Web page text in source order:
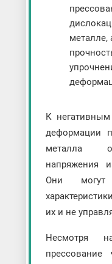
металле,
К негативным
деформации
металла
напряжения
Они
их и не
Несмотря
прессование